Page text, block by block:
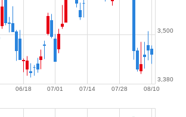
08/10
07/28
07/14
07/01
06/18
3,380
3,500